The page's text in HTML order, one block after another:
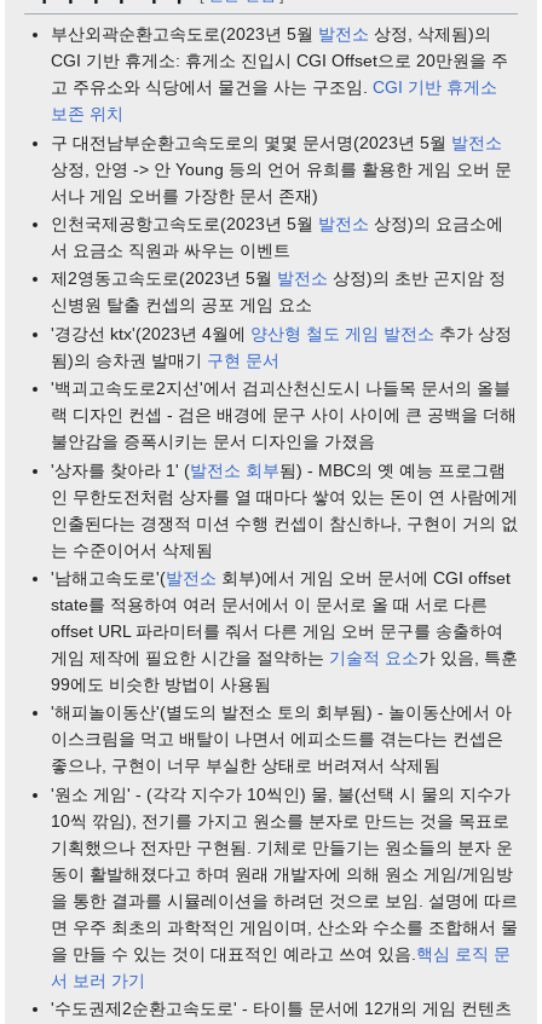
부산외곽순환고속도로(2023년 5월 발전소 상정, 삭제됨)의
CGI 기반 휴게소: 휴게소 진입시 CGI Offset으로 20만원을 주
고 주유소와 식당에서 물건을 사는 구조임. CGI 기반 휴게소
보존 위치
구 대전남부순환고속도로의 몇몇 문서명(2023년 5월 발전소
상정, 안영 -> 안 Young 등의 언어 유희를 활용한 게임 오버 문
서나 게임 오버를 가장한 문서 존재)
인천국제공항고속도로(2023년 5월 발전소 상정)의 요금소에
서 요금소 직원과 싸우는 이벤트
제2영동고속도로(2023년 5월 발전소 상정)의 초반 곤지암 정
신병원 탈출 컨셉의 공포 게임 요소
'경강선 ktx'(2023년 4월에 양산형 철도 게임 발전소 추가 상정
됨)의 승차권 발매기 구현 문서
'백괴고속도로2지선'에서 검괴산천신도시 나들목 문서의 올블
랙 디자인 컨셉 - 검은 배경에 문구 사이 사이에 큰 공백을 더해
불안감을 증폭시키는 문서 디자인을 가졌음
'상자를 찾아라 1' (발전소 회부됨) - MBC의 옛 예능 프로그램
인 무한도전처럼 상자를 열 때마다 쌓여 있는 돈이 연 사람에게
인출된다는 경쟁적 미션 수행 컨셉이 참신하나, 구현이 거의 없
는 수준이어서 삭제됨
'남해고속도로'(발전소 회부)에서 게임 오버 문서에 CGI offset
state를 적용하여 여러 문서에서 이 문서로 올 때 서로 다른
offset URL 파라미터를 줘서 다른 게임 오버 문구를 송출하여
게임 제작에 필요한 시간을 절약하는 기술적 요소가 있음, 특훈
99에도 비슷한 방법이 사용됨
'해피놀이동산'(별도의 발전소 토의 회부됨) - 놀이동산에서 아
이스크림을 먹고 배탈이 나면서 에피소드를 겪는다는 컨셉은
좋으나, 구현이 너무 부실한 상태로 버려져서 삭제됨
'원소 게임' - (각각 지수가 10씩인) 물, 불(선택 시 물의 지수가
10씩 깎임), 전기를 가지고 원소를 분자로 만드는 것을 목표로
기획했으나 전자만 구현됨. 기체로 만들기는 원소들의 분자 운
동이 활발해졌다고 하며 원래 개발자에 의해 원소 게임/게임방
을 통한 결과를 시뮬레이션을 하려던 것으로 보임. 설명에 따르
면 우주 최초의 과학적인 게임이며, 산소와 수소를 조합해서 물
을 만들 수 있는 것이 대표적인 예라고 쓰여 있음. 핵심 로직 문
서 보러 가기
'수도권제2순환고속도로' - 타이틀 문서에 12개의 게임 컨텐츠